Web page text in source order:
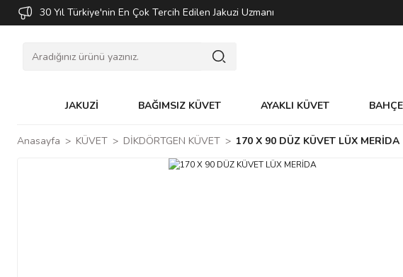
30 Yıl Türkiye'nin En Çok Tercih Edilen Jakuzi Uzmanı
JAKUZİ BAĞIMSIZ KÜVET AYAKLI KÜVET
Anasayfa KÜVET DİKDÖRTGEN KÜVET 170 X 90 DÜZ KÜVET LÜX MERİDA